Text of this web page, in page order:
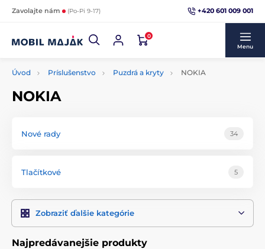
Zavolajte nám (Po-Pi 9-17) +420 601 009 001
0
Menu
Úvod Príslušenstvo Puzdrá a kryty NOKIA
NOKIA
Nové rady 34
Tlačítkové 5
Zobraziť ďalšie kategórie
Najpredávanejšie produkty